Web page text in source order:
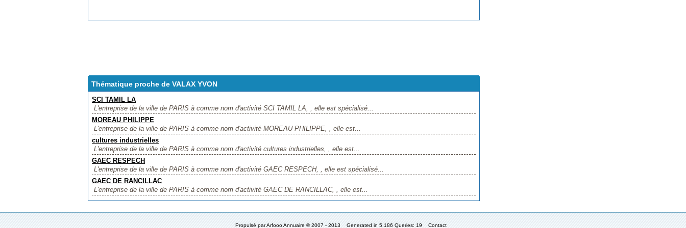
Thématique proche de VALAX YVON
SCI TAMIL LA
L'entreprise de la ville de PARIS à comme nom d'activité SCI TAMIL LA, , elle est spécialisé...
MOREAU PHILIPPE
L'entreprise de la ville de PARIS à comme nom d'activité MOREAU PHILIPPE, , elle est...
cultures industrielles
L'entreprise de la ville de PARIS à comme nom d'activité cultures industrielles, , elle est...
GAEC RESPECH
L'entreprise de la ville de PARIS à comme nom d'activité GAEC RESPECH, , elle est spécialisé...
GAEC DE RANCILLAC
L'entreprise de la ville de PARIS à comme nom d'activité GAEC DE RANCILLAC, , elle est...
Propulsé parArfooo Annuaire© 2007 - 2013 Generated in 5.186 Queries: 19 Contact